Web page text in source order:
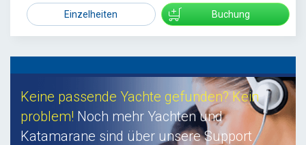
Einzelheiten Buchung
Keine passende Yachte gefunden? Kein
problem! Noch mehr Yachten und
Katamarane sind über unsere Support